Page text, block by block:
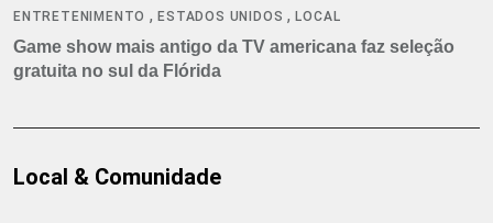
ENTRETENIMENTO ,ESTADOS UNIDOS ,LOCAL
Game show mais antigo da TV americana faz seleção
gratuita no sul da Flórida
Local & Comunidade